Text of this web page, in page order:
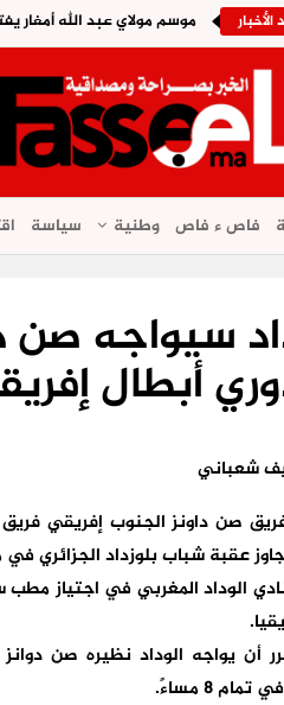
موسم مولاي عبد الله أمغار
فاص ء فاص وطنية سياسة
سيواجه
أبطال إفريقيا 2023 في هذا
شعباني
صن داونز الجنوب إفريقي
عقبة شباب بلوزداد الجزائري في
الوداد المغربي في اجتياز مطب
8 مساءً.